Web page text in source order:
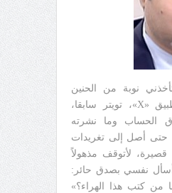
نوبة من الحنين
الغريب، فأفتح تطبيق «X»، تويتر سابقا،
الحساب وما نشرته
حتى أصل إلى تغريدات
قصيرة، لأتوقف مذهولاً
نفسي بصدق حائر:
من كتب هذا الهراء؟»